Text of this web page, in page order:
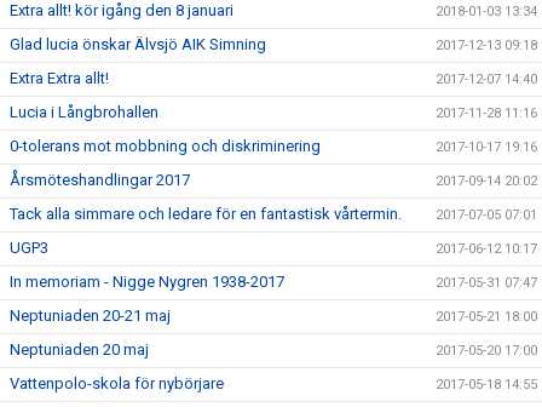
Extra allt! kör igång den 8 januari 2018-01-03 13:34
Glad lucia önskar Älvsjö AIK Simning 2017-12-13 09:18
Extra Extra allt! 2017-12-07 14:40
Lucia i Långbrohallen 2017-11-28 11:16
0-tolerans mot mobbning och diskriminering 2017-10-17 19:16
Årsmöteshandlingar 2017 2017-09-14 20:02
Tack alla simmare och ledare för en fantastisk vårtermin. 2017-07-05 07:01
UGP3 2017-06-12 10:17
In memoriam - Nigge Nygren 1938-2017 2017-05-31 07:47
Neptuniaden 20-21 maj 2017-05-21 18:00
Neptuniaden 20 maj 2017-05-20 17:00
Vattenpolo-skola för nybörjare 2017-05-18 14:55